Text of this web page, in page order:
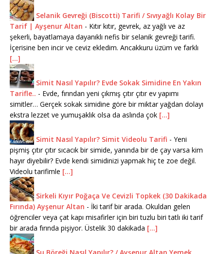
Selanik Gevreği (Biscotti) Tarifi / Sıvıyağlı Kolay Bir
Tarif | Ayşenur Altan - Kıtır kıtır, gevrek, az yağlı ve az
şekerli, bayatlamaya dayanıklı nefis bir selanik gevreği tarifi.
İçerisine ben incir ve ceviz ekledim. Ancakkuru üzüm ve farklı
[...]
Simit Nasıl Yapılır? Evde Sokak Simidine En Yakın
Tarifle.. - Evde, fırından yeni çıkmış çıtır çıtır ev yapımı
simitler… Gerçek sokak simidine göre bir miktar yağdan dolayı
ekstra lezzet ve yumuşaklık olsa da aslında çok [...]
Simit Nasıl Yapılır? Simit Videolu Tarifi - Yeni
pişmiş çıtır çıtır sıcacık bir simide, yanında bir de çay varsa kim
hayır diyebilir? Evde kendi simidinizi yapmak hiç te zoe değil.
Videolu tarifimle [...]
Sirkeli Kıyır Poğaça Ve Cevizli Topkek (30 Dakikada
Fırında) Ayşenur Altan - İki tarif bir arada. Okuldan gelen
öğrenciler veya çat kapı misafirler için biri tuzlu biri tatlı iki tarif
bir arada fırında pişiyor. Üstelik 30 dakikada [...]